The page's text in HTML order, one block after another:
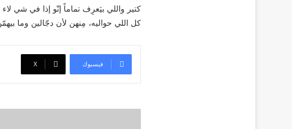
كتير واللي بيَعرِف تماماً إنّو إذا في شي
كل اللي حواليه، مِنهن لأن دجّالين وما
فيسبوك ‫X